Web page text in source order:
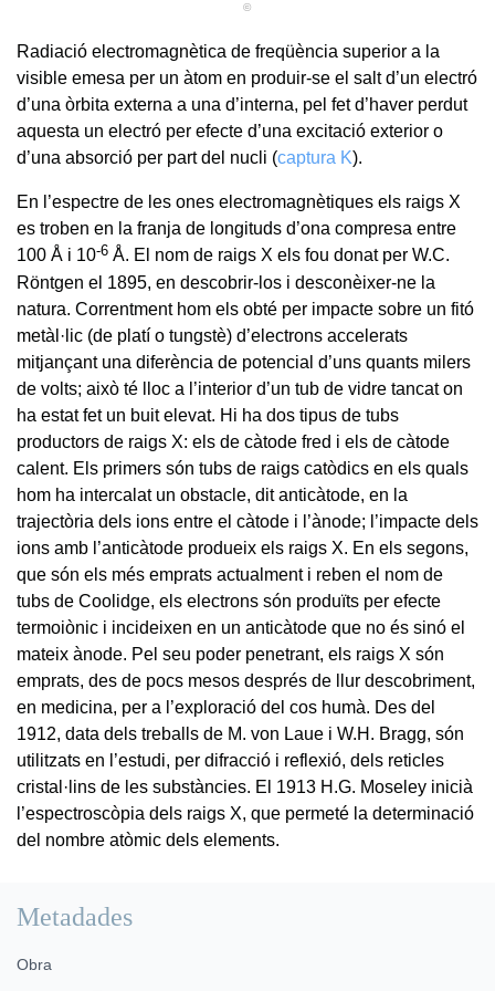
©
Radiació electromagnètica de freqüència superior a la
visible emesa per un àtom en produir-se el salt d’un electró
d’una òrbita externa a una d’interna, pel fet d’haver perdut
aquesta un electró per efecte d’una excitació exterior o
d’una absorció per part del nucli (captura K).
En l’espectre de les ones electromagnètiques els raigs X
es troben en la franja de longituds d’ona compresa entre
100 Å i 10-6 Å. El nom de raigs X els fou donat per W.C.
Röntgen el 1895, en descobrir-los i desconèixer-ne la
natura. Correntment hom els obté per impacte sobre un fitó
metàl·lic (de platí o tungstè) d’electrons accelerats
mitjançant una diferència de potencial d’uns quants milers
de volts; això té lloc a l’interior d’un tub de vidre tancat on
ha estat fet un buit elevat. Hi ha dos tipus de tubs
productors de raigs X: els de càtode fred i els de càtode
calent. Els primers són tubs de raigs catòdics en els quals
hom ha intercalat un obstacle, dit anticàtode, en la
trajectòria dels ions entre el càtode i l’ànode; l’impacte dels
ions amb l’anticàtode produeix els raigs X. En els segons,
que són els més emprats actualment i reben el nom de
tubs de Coolidge, els electrons són produïts per efecte
termoiònic i incideixen en un anticàtode que no és sinó el
mateix ànode. Pel seu poder penetrant, els raigs X són
emprats, des de pocs mesos després de llur descobriment,
en medicina, per a l’exploració del cos humà. Des del
1912, data dels treballs de M. von Laue i W.H. Bragg, són
utilitzats en l’estudi, per difracció i reflexió, dels reticles
cristal·lins de les substàncies. El 1913 H.G. Moseley inicià
l’espectroscòpia dels raigs X, que permeté la determinació
del nombre atòmic dels elements.
Metadades
Obra